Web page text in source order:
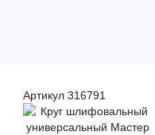
Артикул 316791